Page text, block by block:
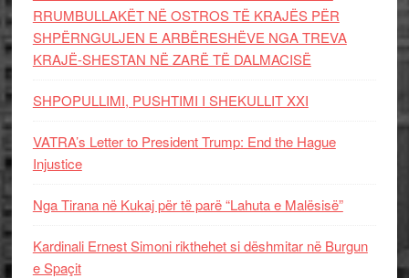
RRUMBULLAKËT NË OSTROS TË KRAJËS PËR
SHPËRNGULJEN E ARBËRESHËVE NGA TREVA
KRAJË-SHESTAN NË ZARË TË DALMACISË
SHPOPULLIMI, PUSHTIMI I SHEKULLIT XXI
VATRA’s Letter to President Trump: End the Hague
Injustice
Nga Tirana në Kukaj për të parë “Lahuta e Malësisë”
Kardinali Ernest Simoni rikthehet si dëshmitar në Burgun
e Spaçit